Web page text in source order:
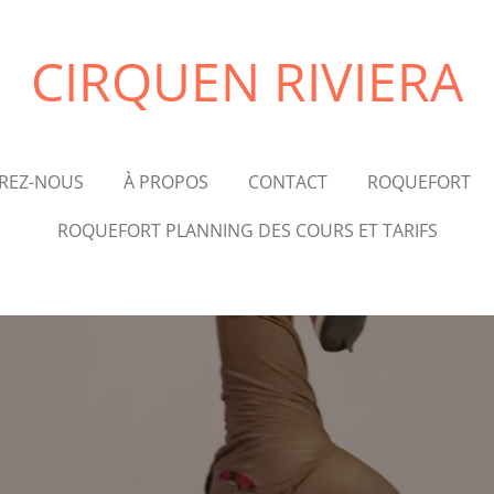
CIRQUEN RIVIERA
NOUS À PROPOS CONTACT
ROQUEFORT
ROQUEFORT PLANNING DES COURS ET TARIFS